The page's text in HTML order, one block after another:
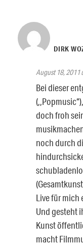
DIRK
August 18, 2011
Bei dieser
doch froh
noch durch
Live für mich
Und gesteht
Kunst
macht